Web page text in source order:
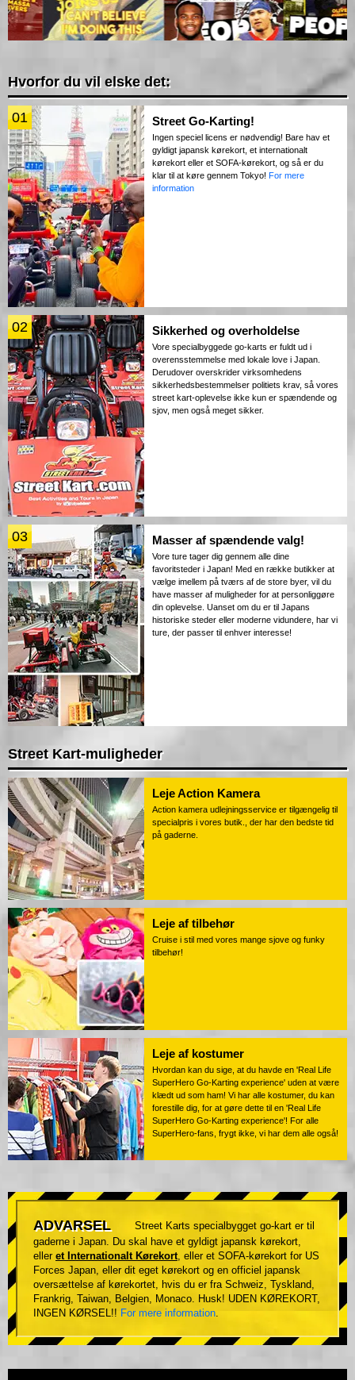
Hvorfor du vil elske det:
01 Street Go-Karting!
Ingen speciel licens er nødvendig! Bare hav et
gyldigt japansk kørekort, et internationalt
kørekort eller et SOFA-kørekort, og så er du
klar til at køre gennem Tokyo! For mere
information
02 Sikkerhed og overholdelse
Vore specialbyggede go-karts er fuldt ud i
overensstemmelse med lokale love i Japan.
Derudover overskrider virksomhedens
sikkerhedsbestemmelser politiets krav, så vores
street kart-oplevelse ikke kun er spændende og
sjov, men også meget sikker.
03 Masser af spændende valg!
Vore ture tager dig gennem alle dine
favoritsteder i Japan! Med en række butikker at
vælge imellem på tværs af de store byer, vil du
have masser af muligheder for at personliggøre
din oplevelse. Uanset om du er til Japans
historiske steder eller moderne vidundere, har vi
ture, der passer til enhver interesse!
Street Kart-muligheder
Leje Action Kamera
Action kamera udlejningsservice er tilgængelig til
specialpris i vores butik., der har den bedste tid
på gaderne.
Leje af tilbehør
Cruise i stil med vores mange sjove og funky
tilbehør!
Leje af kostumer
Hvordan kan du sige, at du havde en 'Real Life
SuperHero Go-Karting experience' uden at være
klædt ud som ham! Vi har alle kostumer, du kan
forestille dig, for at gøre dette til en 'Real Life
SuperHero Go-Karting experience'! For alle
SuperHero-fans, frygt ikke, vi har dem alle også!
ADVARSEL
Street Karts specialbygget go-kart er til
gaderne i Japan. Du skal have et gyldigt japansk kørekort,
eller et Internationalt Kørekort, eller et SOFA-kørekort for US
Forces Japan, eller dit eget kørekort og en officiel japansk
oversættelse af kørekortet, hvis du er fra Schweiz, Tyskland,
Frankrig, Taiwan, Belgien, Monaco. Husk! UDEN KØREKORT,
INGEN KØRSEL!! For mere information.